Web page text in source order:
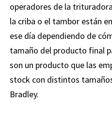
operadores de la
la criba o el tambor están
ese día dependiendo de
tamaño del producto final
son un producto que las
stock con distintos
Bradley.